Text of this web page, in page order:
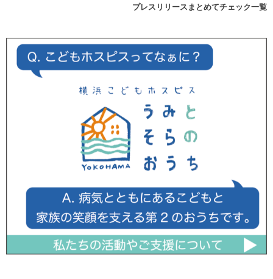
プレスリリースまとめてチェック一覧